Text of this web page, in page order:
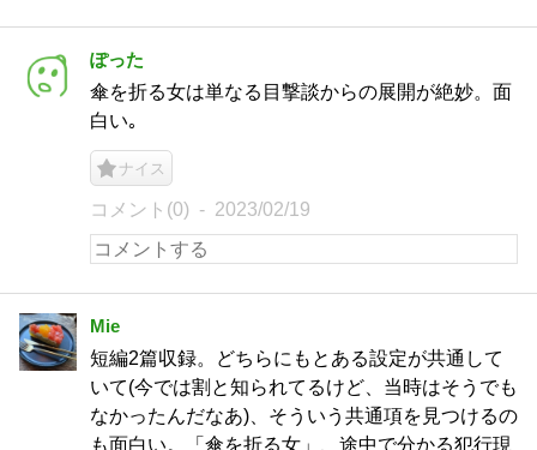
ぽった
傘を折る女は単なる目撃談からの展開が絶妙。面
白い｡
ナイス
コメント(0) 2023/02/19
Mie
短編2篇収録。どちらにもとある設定が共通して
いて(今では割と知られてるけど、当時はそうでも
なかったんだなあ)、そういう共通項を見つけるの
も面白い。「傘を折る女」、途中で分かる犯行現